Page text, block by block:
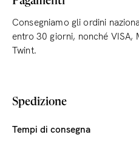
Consegniamo gli ordini
entro 30 giorni, nonché VISA,
Twint.
Spedizione
Tempi di consegna